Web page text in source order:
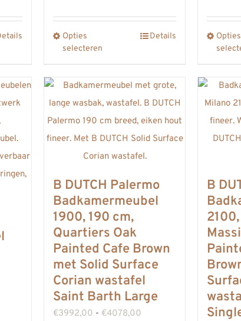
tot
€4154,00
Opties
selecteren
meerdere
variaties.
Deze
optie
kan
gekozen
worden
op
de
productpagina
Details
Opties
B DUTCH Palermo
Badkamermeubel
1900, 190 cm,
Quartiers Oak
Painted Cafe Brown
met Solid Surface
Corian wastafel
Saint Barth Large
€3992,00 - €4078,00
B